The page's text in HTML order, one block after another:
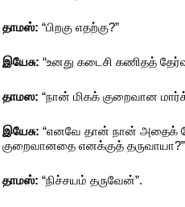
தாமஸ்: “பிறகு எதற்கு?”
இயேசு: “உனது கடைசி கணிதத்
தாமஸ: “நான் மிகக் குறைவான
இயேசு: “எனவே தான் நான் அதைக்
குறைவானதை எனக்குத் தருவாயா?”
தாமஸ்: “நிச்சயம் தருவேன்”.